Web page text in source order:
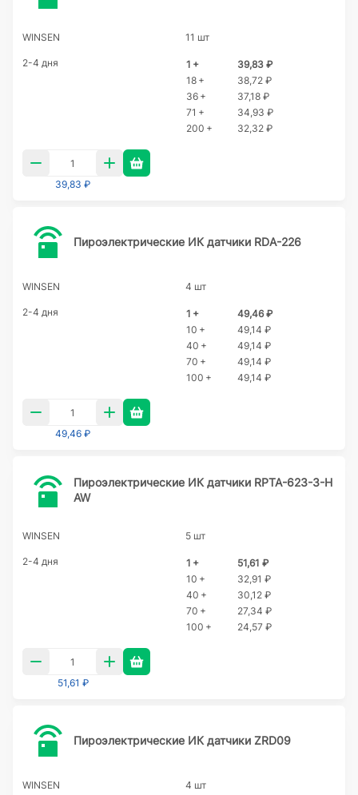
WINSEN 11 шт
2-4 дня 1 +
39,83 ₽
18 +
38,72 ₽
36 +
37,18 ₽
71 +
34,93 ₽
200 +
32,32 ₽
39,83 ₽
Пироэлектрические ИК датчики RDA-226
WINSEN 4 шт
2-4 дня 1 +
49,46 ₽
10 +
49,14 ₽
40 +
49,14 ₽
70 +
49,14 ₽
100 +
49,14 ₽
49,46 ₽
Пироэлектрические ИК датчики RPTA-623-3-H
AW
WINSEN 5 шт
2-4 дня 1 +
51,61 ₽
10 +
32,91 ₽
40 +
30,12 ₽
70 +
27,34 ₽
100 +
24,57 ₽
51,61 ₽
Пироэлектрические ИК датчики ZRD09
WINSEN 4 шт